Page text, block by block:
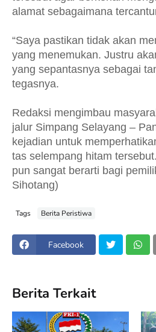
alamat sebagaimana
“Saya pastikan tidak akan
yang menemukan. Justru
yang sepantasnya sebagai
tegasnya.
Redaksi mengimbau
jalur Simpang Selayang –
kejadian untuk
tas selempang hitam
pun sangat berarti bagi
Sihotang)
Tags Berita Peristiwa
Facebook
Berita Terkait